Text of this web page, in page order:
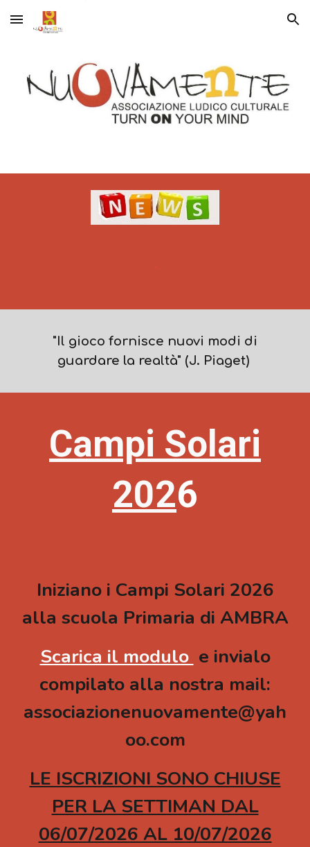
Skip to main content Skip to navigation
"Il gioco fornisce nuovi modi di
guardare la realtà" (J. Piaget)
Campi Solari
2026
Iniziano i Campi Solari 2026
alla scuola Primaria di AMBRA
Scarica il modulo e invialo
compilato alla nostra mail:
associazionenuovamente@yah
oo.com
LE ISCRIZIONI SONO CHIUSE
PER LA SETTIMAN DAL
06/07/2026 AL 10/07/2026